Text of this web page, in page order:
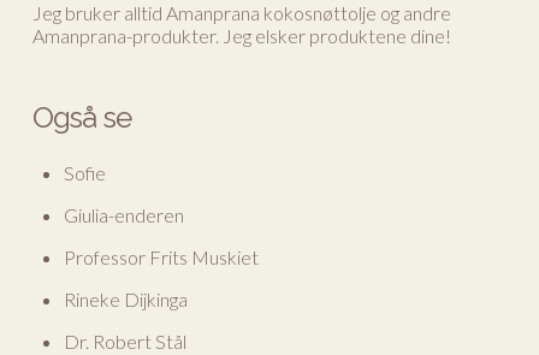
Jeg bruker alltid Amanprana kokosnøttolje og andre
Amanprana-produkter. Jeg elsker produktene dine!
Også se
Sofie
Giulia-enderen
Professor Frits Muskiet
Rineke Dijkinga
Dr. Robert Stål